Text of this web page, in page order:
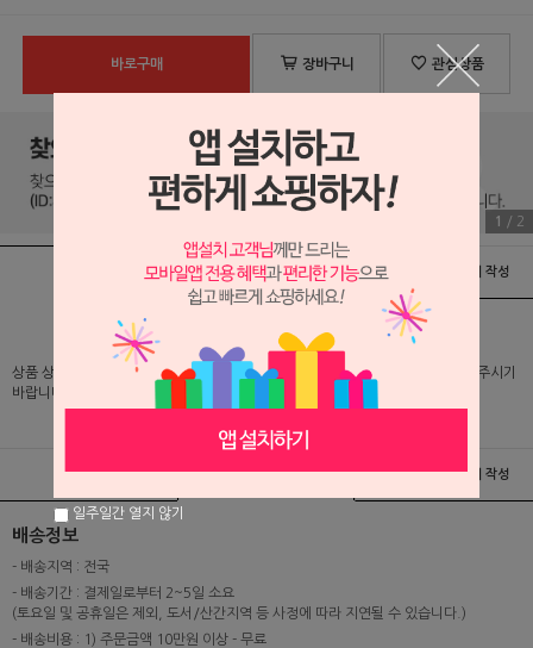
바로구매 장바구니 관심상품
1 / 2
배송 및 교환/반품안내 상품후기 및 평가서 작성
상품 상세 설명 및 실제 구매 가격은 로그인 후 확인 가능하오니 반드시 로그인해 주시기
바랍니다.
상품정보 배송 및 교환/반품안내 상품후기 및 평가서 작성
배송정보
- 배송지역 : 전국
- 배송기간 : 결제일로부터 2~5일 소요
(토요일 및 공휴일은 제외, 도서/산간지역 등 사정에 따라 지연될 수 있습니다.)
- 배송비용 : 1) 주문금액 10만원 이상 - 무료
일주일간 열지 않기